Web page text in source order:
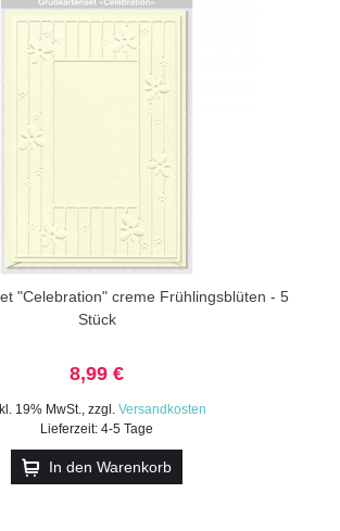
"Celebration" creme Frühlingsblüten - 5
Stück
8,99 €
19% MwSt., zzgl. Versandkosten
Lieferzeit: 4-5 Tage
In den Warenkorb